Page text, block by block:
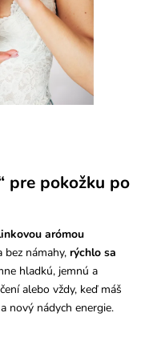
pre pokožku po
arómou
bez námahy, rýchlo sa
hladkú, jemnú a
alebo vždy, keď máš
nový nádych energie.